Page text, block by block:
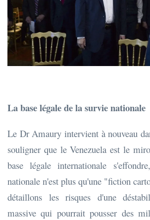
La base légale de la survie nationale
Le Dr Amaury intervient à nouveau
souligner que le Venezuela est le
base légale internationale
nationale n'est plus qu'une "fiction
détaillons les risques d'une
massive qui pourrait pousser des